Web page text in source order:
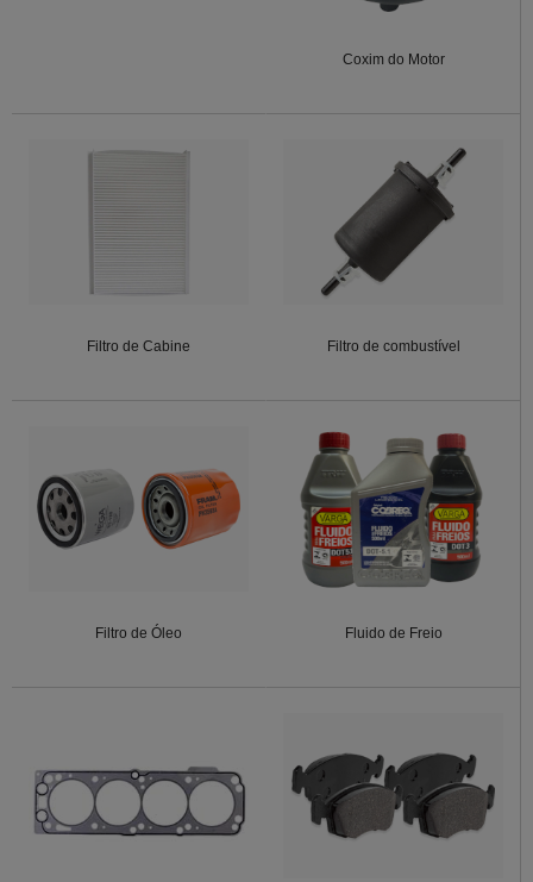
Coxim do Motor
Filtro de Cabine Filtro de combustível
Filtro de Óleo Fluido de Freio